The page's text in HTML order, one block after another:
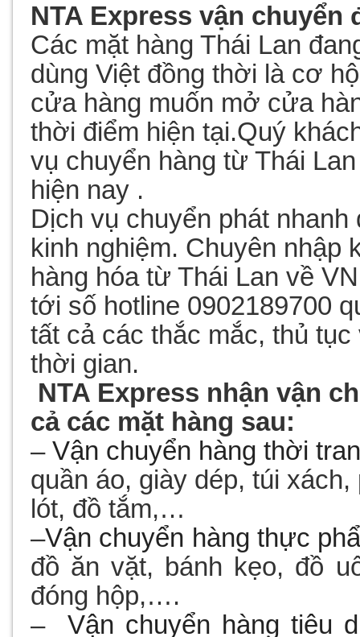
NTA Express vận
Các mặt hàng Thái Lan
dùng Việt đồng thời là cơ
cửa hàng muốn mở cửa
thời điểm hiện tại.Quý
vụ chuyển hàng từ Thái
hiện nay .
Dịch vụ chuyển phát
kinh nghiệm. Chuyên nhập
hàng hóa từ Thái Lan về
tới số hotline 0902189700
tất cả các thắc mắc, thủ
thời gian.
NTA Express nhậnvận
cả các mặt hàng sau:
– Vận chuyển hàng thời
quần áo, giày dép, túi
lót, đồ tắm,…
–Vận chuyển hàng thực
đồ ăn vặt, bánh kẹo, đồ
đóng hộp,….
–
Vận chuyển hàng tiêu